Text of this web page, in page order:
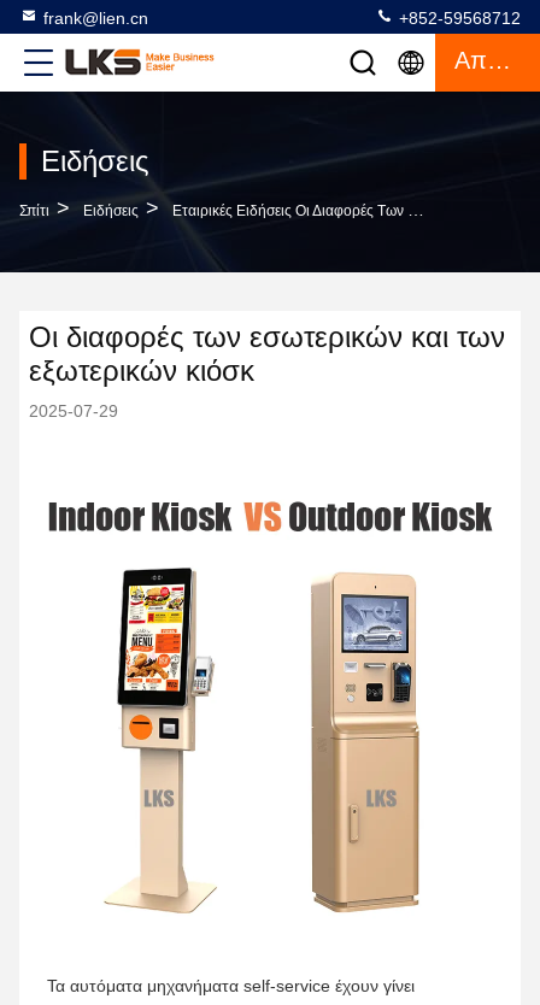
frank@lien.cn +852-59568712
Απόσπασμα
Ειδήσεις
Σπίτι > Ειδήσεις > Εταιρικές Ειδήσεις Οι Διαφορές Των Εσωτερικών Και Των Εξωτερικών Κιόσκ
Οι διαφορές των εσωτερικών και των
εξωτερικών κιόσκ
2025-07-29
Τα αυτόματα μηχανήματα self-service έχουν γίνει